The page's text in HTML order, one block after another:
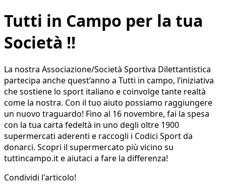
Tutti in Campo per la tua
Società !!
La nostra Associazione/Società Sportiva Dilettantistica
partecipa anche quest’anno a Tutti in campo, l’iniziativa
che sostiene lo sport italiano e coinvolge tante realtà
come la nostra. Con il tuo aiuto possiamo raggiungere
un nuovo traguardo! Fino al 16 novembre, fai la spesa
con la tua carta fedeltà in uno degli oltre 1900
supermercati aderenti e raccogli i Codici Sport da
donarci. Scopri il supermercato più vicino su
tuttincampo.it e aiutaci a fare la differenza!
Condividi l'articolo!